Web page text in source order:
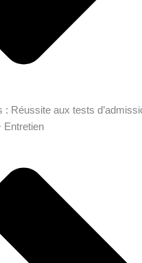
: Réussite aux tests
Entretien